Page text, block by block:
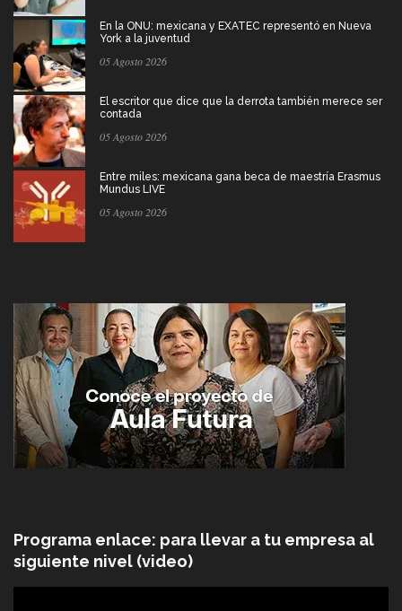
En la ONU: mexicana y EXATEC representó en Nueva
York a la juventud
05 Agosto 2026
El escritor que dice que la derrota también merece ser
contada
05 Agosto 2026
Entre miles: mexicana gana beca de maestría Erasmus
Mundus LIVE
05 Agosto 2026
Programa enlace: para llevar a tu empresa al
siguiente nivel (video)